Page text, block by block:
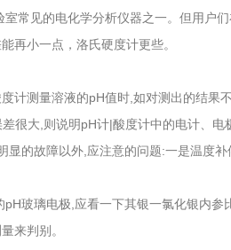
室常见的电化学分析仪器之一。但用户
再小一点，洛氏硬度计更些。
测量溶液的pH值时,如对测出的结果
很大,则说明pH计|酸度计中的电计、
故障以外,应注意的问题:一是温度补
璃电极,应看一下其银一氯化银内参
来判别。